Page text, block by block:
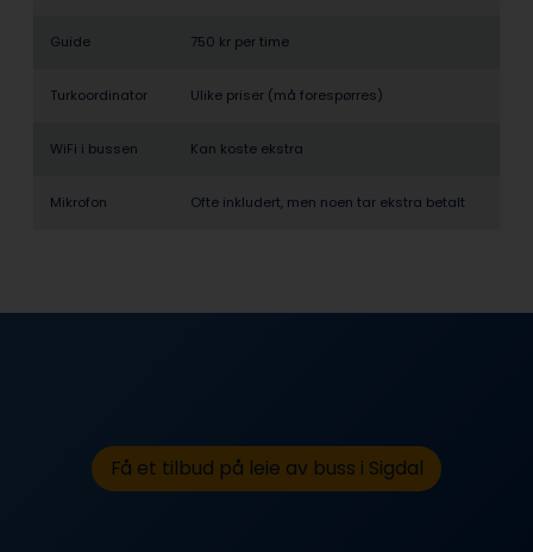
Guide 750 kr per time
Turkoordinator Ulike priser (må forespørres)
WiFi i bussen Kan koste ekstra
Mikrofon Ofte inkludert, men noen tar ekstra betalt
Få et tilbud på leie av buss i Sigdal